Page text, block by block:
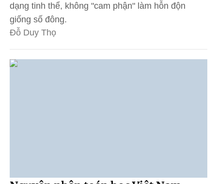
dạng tinh thể, không "cam phận" làm hỗn độn
giống số đông.
Đỗ Duy Thọ